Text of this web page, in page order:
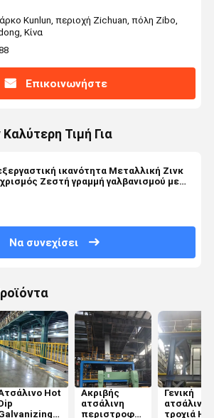
Kunlun, περιοχή Zichuan, πόλη Zibo,
Κίνα
Επικοινωνήστε
Τιμή Για
ικανότητα Μεταλλική Ζινκ
Ζεστή γραμμή γαλβανισμού με
Να συνεχίσει
Hot
Ακριβής
ατσάλινη
περιστροφή
Γενική
ατσάλινη
τροχιά Hot